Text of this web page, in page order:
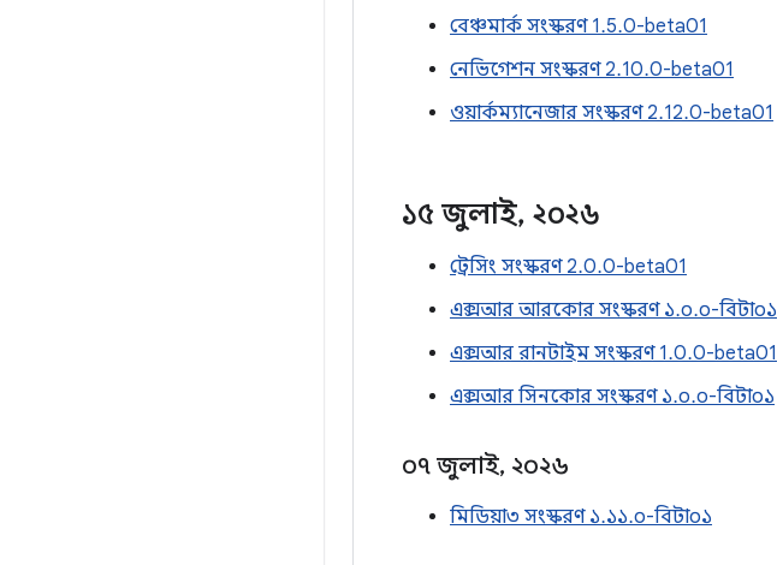
বেঞ্চমার্ক সংস্করণ 1.5.0-beta01
নেভিগেশন সংস্করণ 2.10.0-beta01
ওয়ার্কম্যানেজার সংস্করণ 2.12.0-beta01
১৫ জুলাই, ২০২৬
ট্রেসিং সংস্করণ 2.0.0-beta01
এক্সআর আরকোর সংস্করণ ১.০.০-বিটা০১
এক্সআর রানটাইম সংস্করণ 1.0.0-beta01
এক্সআর সিনকোর সংস্করণ ১.০.০-বিটা০১
০৭ জুলাই, ২০২৬
মিডিয়া৩ সংস্করণ ১.১১.০-বিটা০১